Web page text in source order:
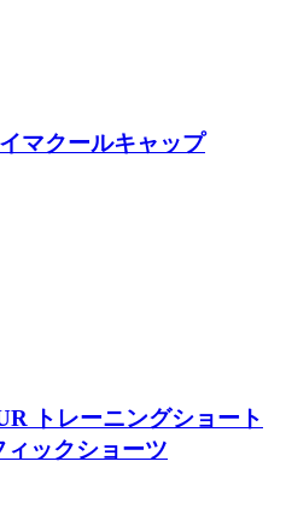
マクールキャップ
トレーニングショート
ックショーツ